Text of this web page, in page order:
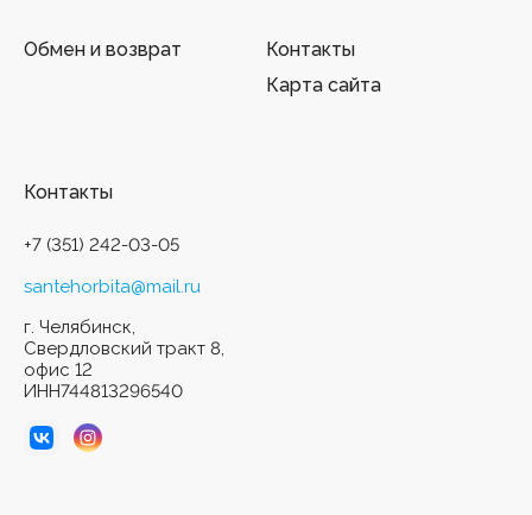
Обмен и возврат
Контакты
Карта сайта
Контакты
+7 (351) 242-03-05
santehorbita@mail.ru
г. Челябинск,
Свердловский тракт 8,
офис 12
ИНН744813296540